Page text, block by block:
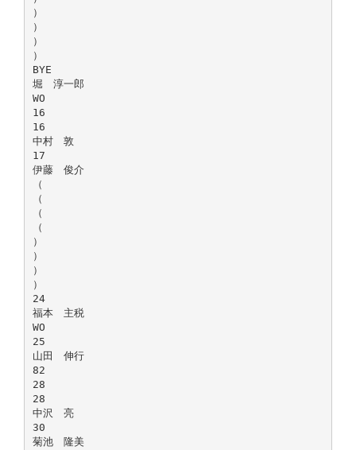
）
）
）
）
BYE
堀 淳一郎
WO
16
16
中村 敦
17
伊藤 俊介
（
（
（
（
）
）
）
）
24
福本 主税
WO
25
山田 伸行
82
28
28
中沢 亮
30
菊池 隆美